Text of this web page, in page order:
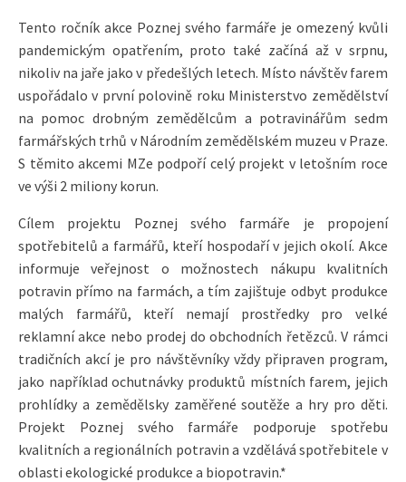
Tento ročník akce Poznej svého farmáře je omezený kvůli
pandemickým opatřením, proto také začíná až v srpnu,
nikoliv na jaře jako v předešlých letech. Místo návštěv farem
uspořádalo v první polovině roku Ministerstvo zemědělství
na pomoc drobným zemědělcům a potravinářům sedm
farmářských trhů v Národním zemědělském muzeu v Praze.
S těmito akcemi MZe podpoří celý projekt v letošním roce
ve výši 2 miliony korun.
Cílem projektu Poznej svého farmáře je propojení
spotřebitelů a farmářů, kteří hospodaří v jejich okolí. Akce
informuje veřejnost o možnostech nákupu kvalitních
potravin přímo na farmách, a tím zajištuje odbyt produkce
malých farmářů, kteří nemají prostředky pro velké
reklamní akce nebo prodej do obchodních řetězců. V rámci
tradičních akcí je pro návštěvníky vždy připraven program,
jako například ochutnávky produktů místních farem, jejich
prohlídky a zemědělsky zaměřené soutěže a hry pro děti.
Projekt Poznej svého farmáře podporuje spotřebu
kvalitních a regionálních potravin a vzdělává spotřebitele v
oblasti ekologické produkce a biopotravin.*